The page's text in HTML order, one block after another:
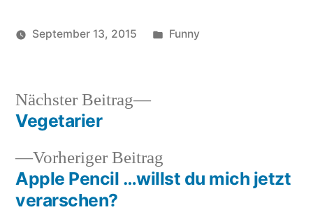
September 13, 2015
Veröffentlicht
Funny
Beitragsnavigation
Vorheriger Beitrag
Beitrag:
Apple Pencil …willst du mich jetzt
verarschen?
Nächster Beitrag
Nächster
Vegetarier